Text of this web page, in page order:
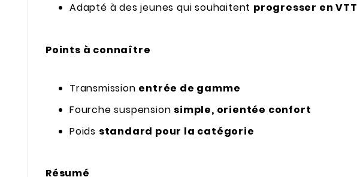
Adapté à des jeunes qui souhaitent progresser en VTT
Points à connaître
Transmission entrée de gamme
Fourche suspension simple, orientée confort
Poids standard pour la catégorie
Résumé